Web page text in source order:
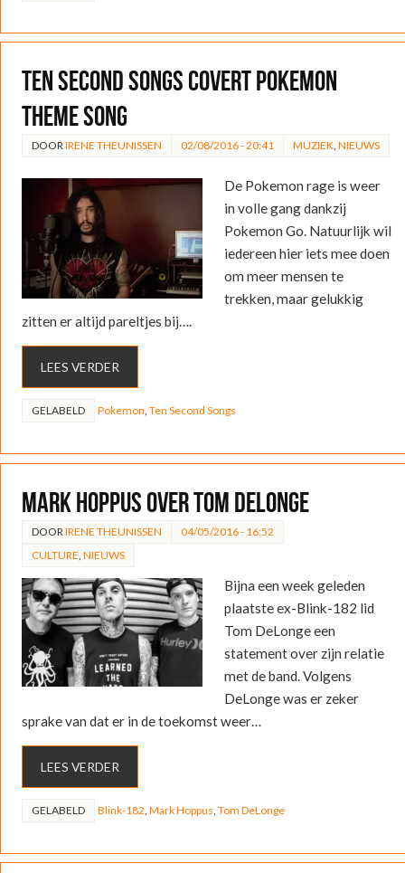
Ten Second Songs covert Pokemon
theme song
DOOR IRENE THEUNISSEN 02/08/2016 - 20:41 MUZIEK NIEUWS
De Pokemon rage is weer
in volle gang dankzij
Pokemon Go. Natuurlijk wil
iedereen hier iets mee doen
om meer mensen te
trekken, maar gelukkig
zitten er altijd pareltjes bij….
LEES VERDER
GELABELD Pokemon Ten Second Songs
Mark Hoppus over Tom DeLonge
DOOR IRENE THEUNISSEN
04/05/2016 - 16:52
CULTURE NIEUWS
Bijna een week geleden
plaatste ex-Blink-182 lid
Tom DeLonge een
statement over zijn relatie
met de band. Volgens
DeLonge was er zeker
sprake van dat er in de toekomst weer…
LEES VERDER
GELABELD Blink-182 Mark Hoppus Tom DeLonge